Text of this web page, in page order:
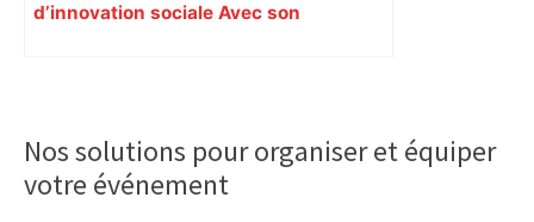
d’innovation sociale Avec son
Exemple à Toulouse et à Tarbes, avec
l’escalade qui espère dépasser le mur
d’indifférence des quartiers populaires.
Sidebar
Nos solutions pour organiser et équiper
votre événement